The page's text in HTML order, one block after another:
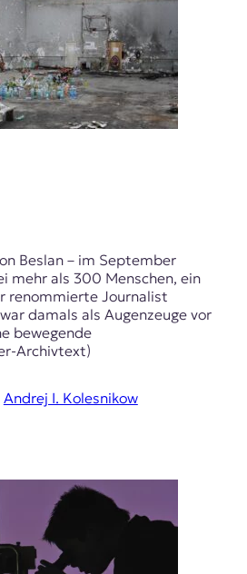
Beslan – im September
mehr als 300 Menschen, ein
renommierte Journalist
damals als Augenzeuge vor
bewegende
Archivtext)
Andrej I. Kolesnikow